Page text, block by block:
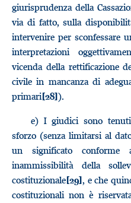
giurisprudenza della
via di fatto, sulla
intervenire per sconfessare
interpretazioni
vicenda della rettificazione
civile in mancanza di
primari[28]).
e) I giudici sono
sforzo (senza limitarsi al
un significato
inammissibilità della
costituzionale[29], e che
costituzionali non è